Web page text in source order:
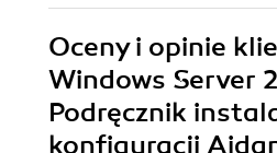
Oceny i opinie
Windows Server
Podręcznik
konfiguracji